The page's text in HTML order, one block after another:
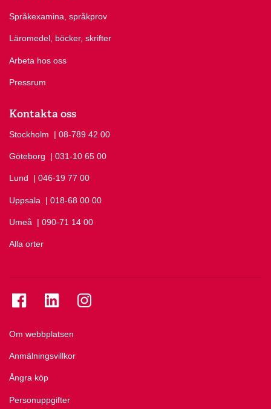
Språkexamina, språkprov
Läromedel, böcker, skrifter
Arbeta hos oss
Pressrum
Kontakta oss
Stockholm Ring Stockholm på
| 08-789 42 00
Göteborg Ring Göteborg på
| 031-10 65 00
Lund Ring Lund på
| 046-19 77 00
Uppsala Ring Uppsala på
| 018-68 00 00
Umeå Ring Umeå på
| 090-71 14 00
Alla orter
Om webbplatsen
Anmälningsvillkor
Ångra köp
Personuppgifter
Se folkuniversitetet på Facebook
Se folkuniversitetet på LinkedIn